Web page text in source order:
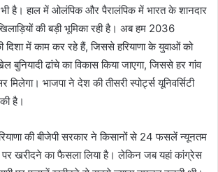
है। हाल में ओलंपिक और पैरालंपिक में भारत के शानदार
की बड़ी भूमिका रही है। अब हम 2036
में काम कर रहे हैं, जिससे हरियाणा के युवाओं को
बुनियादी ढांचे का विकास किया जाएगा, जिससे हर गांव
भाजपा ने देश की तीसरी स्पोर्ट्स यूनिवर्सिटी
है।
की बीजेपी सरकार ने किसानों से 24 फसलें न्यूनतम
पर खरीदने का फैसला लिया है। लेकिन जब यहां कांग्रेस